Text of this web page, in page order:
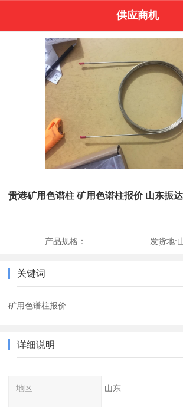
供应商机
贵港矿用色谱柱 矿用色谱柱报价 山东振
产品规格： 发货地:
关键词
矿用色谱柱报价
详细说明
地区 山东